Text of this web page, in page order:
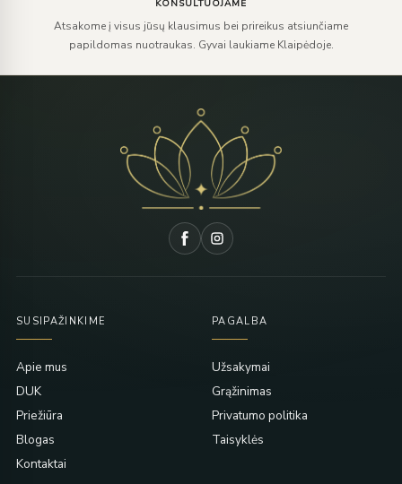
KONSULTUOJAME
Atsakome į visus jūsų klausimus bei prireikus atsiunčiame
papildomas nuotraukas. Gyvai laukiame Klaipėdoje.
SUSIPAŽINKIME
Apie mus
DUK
Priežiūra
Blogas
Kontaktai
PAGALBA
Užsakymai
Grąžinimas
Privatumo politika
Taisyklės